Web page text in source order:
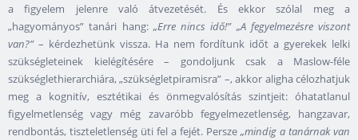
a figyelem jelenre való átvezetését. És ekkor szólal meg a
„hagyományos” tanári hang: „Erre nincs idő!” „A fegyelmezésre viszont
van?”– kérdezhetünk vissza. Ha nem fordítunk időt a gyerekek lelki
szükségleteinek kielégítésére – gondoljunk csak a Maslow-féle
szükséglethierarchiára, „szükségletpiramisra” –, akkor aligha célozhatjuk
meg a kognitív, esztétikai és önmegvalósítás szintjeit: óhatatlanul
figyelmetlenség vagy még zavaróbb fegyelmezetlenség, hangzavar,
rendbontás, tiszteletlenség üti fel a fejét. Persze „mindig a tanárnak van